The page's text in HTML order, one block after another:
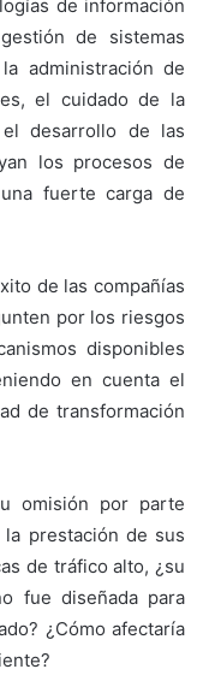
de información
de sistemas
administración de
el cuidado de la
desarrollo de las
los procesos de
fuerte carga de
de las compañías
por los riesgos
disponibles
en cuenta el
de transformación
omisión por parte
prestación de sus
de tráfico alto, ¿su
fue diseñada para
¿Cómo afectaría